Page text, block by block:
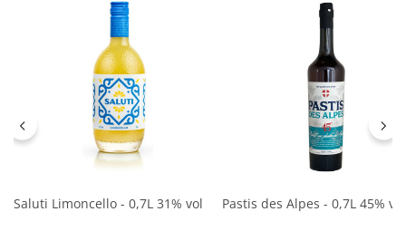
Saluti Limoncello - 0,7L 31% vol Pastis des Alpes - 0,7L 45% vol